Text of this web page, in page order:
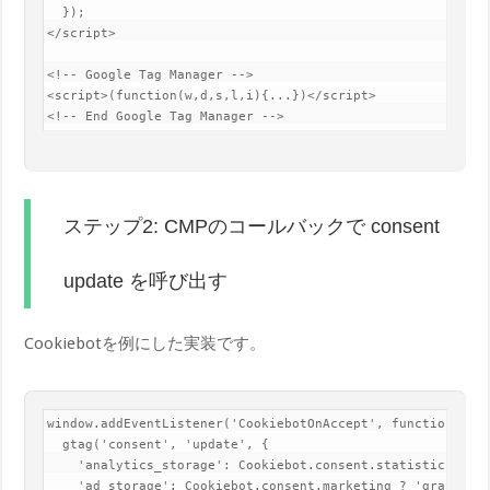
  });
</script>
<!-- Google Tag Manager -->
<script>(function(w,d,s,l,i){...})</script>
<!-- End Google Tag Manager -->
ステップ2: CMPのコールバックで consent
update を呼び出す
Cookiebotを例にした実装です。
window.addEventListener('CookiebotOnAccept', function() {
  gtag('consent', 'update', {
'analytics_storage': Cookiebot.consent.statistics ?
'ad_storage': Cookiebot.consent.marketing ? 'granted'